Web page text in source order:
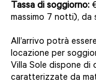
Tassa di soggiorno:
massimo 7 notti), da
All’arrivo potrà
locazione per
Villa Sole dispone di
caratterizzate da